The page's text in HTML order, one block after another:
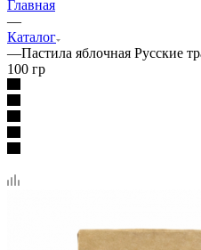
Главная
—
Каталог
—Пастила яблочная Русские
100 гр